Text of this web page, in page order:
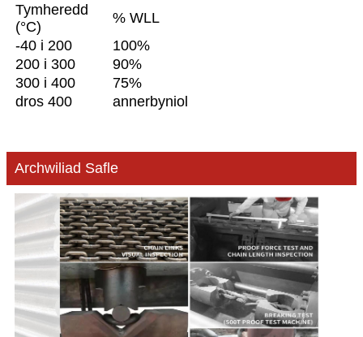
Tymheredd
(°C)
% WLL
-40 i 200
100%
200 i 300
90%
300 i 400
75%
dros 400
annerbyniol
Archwiliad Safle